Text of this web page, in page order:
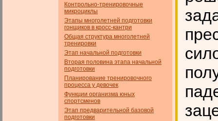
Контрольно-тренировочные
микроциклы
Этапы многолетней подготовки
гонщиков в кросс-кантри
Общая структура многолетней
тренировки
Этап начальной подготовки
Вторая половина этапа начальной
подготовки
Планирование тренировочного
процесса у девочек
Функции организма юных
спортсменов
Этап предварительной базовой
подготовки